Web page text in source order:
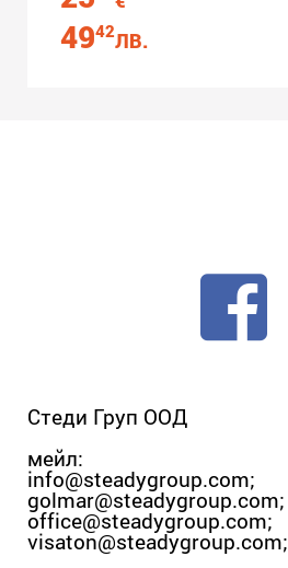
4942ЛВ.
Стеди Груп ООД
мейл:
info@steadygroup.com;
golmar@steadygroup.com;
office@steadygroup.com;
visaton@steadygroup.com;